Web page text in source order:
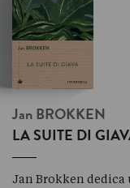
Jan BROKKEN
LA SUITE DI
Jan Brokken dedica